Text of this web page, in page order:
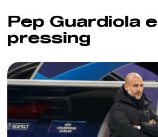
Pep Guardiola
pressing